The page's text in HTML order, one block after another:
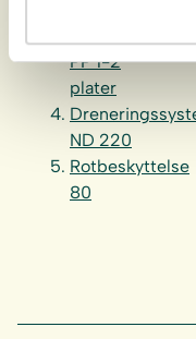
PP 1-2
plater
ND 220
Rotbeskyttelse
80